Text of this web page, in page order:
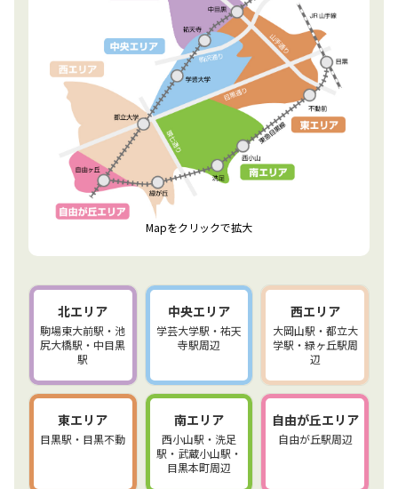
Mapをクリックで拡大
北エリア
駒場東大前駅・池
尻大橋駅・中目黒
駅
中央エリア
学芸大学駅・祐天
寺駅周辺
西エリア
大岡山駅・都立大
学駅・緑ヶ丘駅周
辺
東エリア
目黒駅・目黒不動
南エリア
西小山駅・洗足
駅・武蔵小山駅・
目黒本町周辺
自由が丘エリア
自由が丘駅周辺